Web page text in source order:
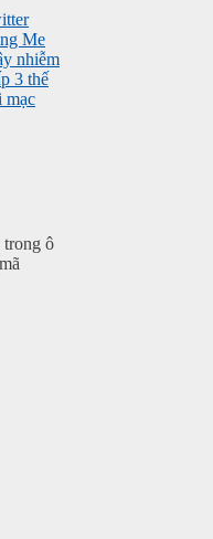
nhiễm
3 thế
mạc
trong ô